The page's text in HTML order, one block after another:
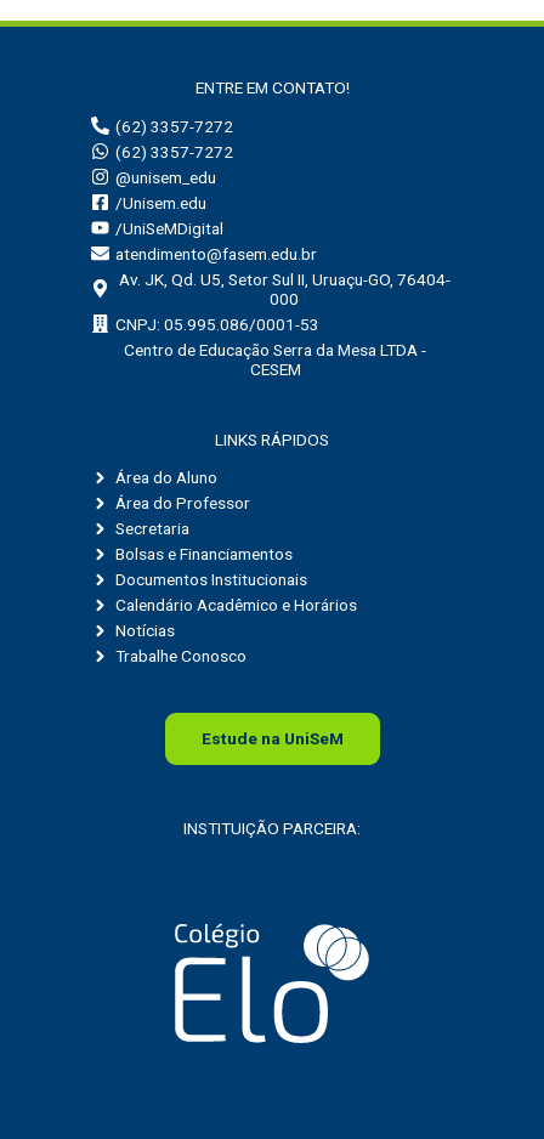
ENTRE EM CONTATO!
(62) 3357-7272
(62) 3357-7272
@unisem_edu
/Unisem.edu
/UniSeMDigital
atendimento@fasem.edu.br
Av. JK, Qd. U5, Setor Sul II, Uruaçu-GO, 76404-
000
CNPJ: 05.995.086/0001-53
Centro de Educação Serra da Mesa LTDA -
CESEM
LINKS RÁPIDOS
Área do Aluno
Área do Professor
Secretaria
Bolsas e Financiamentos
Documentos Institucionais
Calendário Acadêmico e Horários
Notícias
Trabalhe Conosco
Estude na UniSeM
INSTITUIÇÃO PARCEIRA: